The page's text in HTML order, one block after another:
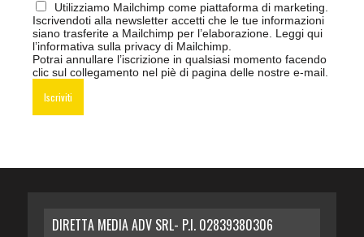
Utilizziamo Mailchimp come piattaforma di marketing.
Iscrivendoti alla newsletter accetti che le tue informazioni
siano trasferite a Mailchimp per l’elaborazione. Leggi qui
l’informativa sulla privacy di Mailchimp
Potrai annullare l’iscrizione in qualsiasi momento facendo
clic sul collegamento nel piè di pagina delle nostre e-mail.
DIRETTA MEDIA ADV SRL- P.I. 02839380306